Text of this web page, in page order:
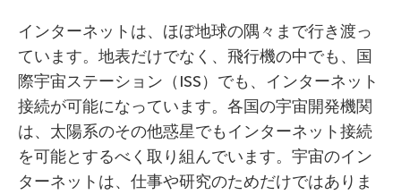
インターネットは、ほぼ地球の隅々まで行き渡っ
ています。地表だけでなく、飛行機の中でも、国
際宇宙ステーション（ISS）でも、インターネット
接続が可能になっています。各国の宇宙開発機関
は、太陽系のその他惑星でもインターネット接続
を可能とするべく取り組んでいます。宇宙のイン
ターネットは、仕事や研究のためだけではありま